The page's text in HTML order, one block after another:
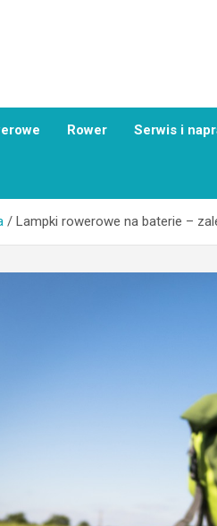
Rower Serwis i
Lampki rowerowe na baterie –